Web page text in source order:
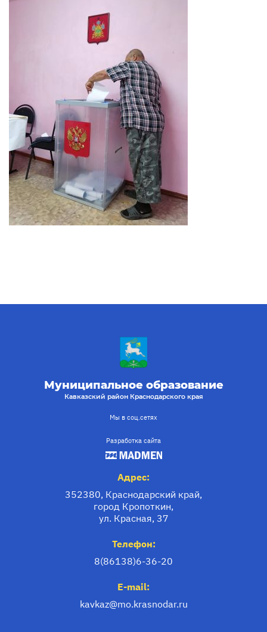
Муниципальное образование
Кавказский район Краснодарского края
Мы в соц.сетях
Разработка сайта
Адрес:
352380, Краснодарский край,
город Кропоткин,
ул. Красная, 37
Телефон:
8(86138)6-36-20
E-mail:
kavkaz@mo.krasnodar.ru